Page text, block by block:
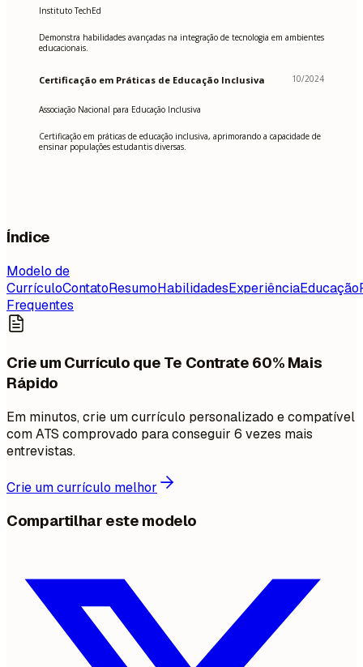
Instituto TechEd
Demonstra habilidades avançadas na integração de tecnologia em ambientes
educacionais.
Certificação em Práticas de Educação Inclusiva 10/2024
Associação Nacional para Educação Inclusiva
Certificação em práticas de educação inclusiva, aprimorando a capacidade de
ensinar populações estudantis diversas.
Índice
Modelo de
CurrículoContatoResumoHabilidadesExperiênciaEducação
Frequentes
Crie um Currículo que Te Contrate 60% Mais
Rápido
Em minutos, crie um currículo personalizado e compatível
com ATS comprovado para conseguir 6 vezes mais
entrevistas.
Crie um currículo melhor
Compartilhar este modelo